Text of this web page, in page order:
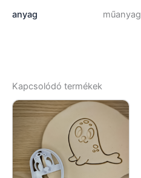
anyag
műanyag
Kapcsolódó termékek